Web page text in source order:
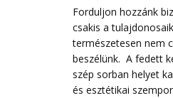
Forduljon hozzánk
csakis a
természetesen nem
beszélünk. A fedett
szép sorban helyet
és esztétikai